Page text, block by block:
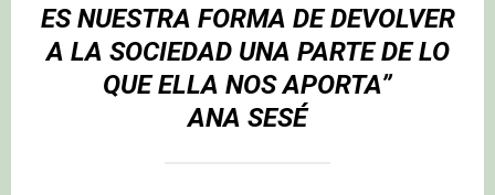
ES NUESTRA FORMA DE DEVOLVER
A LA SOCIEDAD UNA PARTE DE LO
QUE ELLA NOS APORTA”
ANA SESÉ